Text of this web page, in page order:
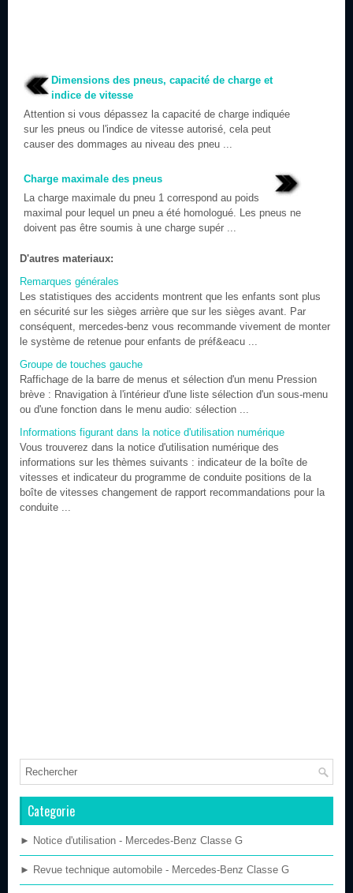
Dimensions des pneus, capacité de charge et
indice de vitesse
Attention si vous dépassez la capacité de charge indiquée
sur les pneus ou l'indice de vitesse autorisé, cela peut
causer des dommages au niveau des pneu ...
Charge maximale des pneus
La charge maximale du pneu 1 correspond au poids
maximal pour lequel un pneu a été homologué. Les pneus ne
doivent pas être soumis à une charge supér ...
D'autres materiaux:
Remarques générales
Les statistiques des accidents montrent que les enfants sont plus
en sécurité sur les sièges arrière que sur les sièges avant. Par
conséquent, mercedes-benz vous recommande vivement de monter
le système de retenue pour enfants de préf&eacu ...
Groupe de touches gauche
Raffichage de la barre de menus et sélection d'un menu Pression
brève : Rnavigation à l'intérieur d'une liste sélection d'un sous-menu
ou d'une fonction dans le menu audio: sélection ...
Informations figurant dans la notice d'utilisation numérique
Vous trouverez dans la notice d'utilisation numérique des
informations sur les thèmes suivants : indicateur de la boîte de
vitesses et indicateur du programme de conduite positions de la
boîte de vitesses changement de rapport recommandations pour la
conduite ...
Categorie
► Notice d'utilisation - Mercedes-Benz Classe G
► Revue technique automobile - Mercedes-Benz Classe G